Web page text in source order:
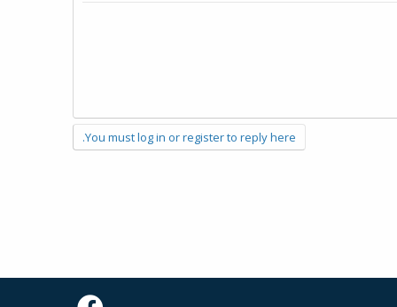
You must log in or register to reply here.